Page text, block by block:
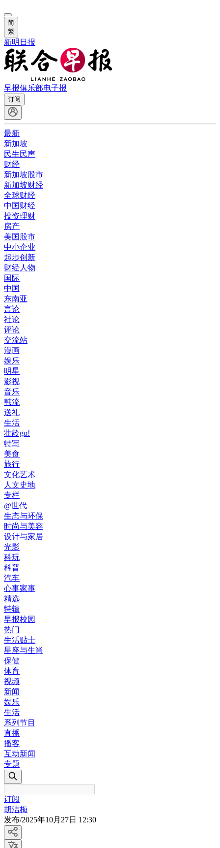
简
繁
新明日报
早报俱乐部电子报
订阅
最新
新加坡
民生民声
财经
新加坡股市
新加坡财经
全球财经
中国财经
投资理财
房产
美国股市
中小企业
起步创新
财经人物
国际
中国
东南亚
言论
社论
评论
交流站
漫画
娱乐
明星
影视
音乐
韩流
送礼
生活
壮龄go!
特写
美食
旅行
文化艺术
人文史地
专栏
@世代
生态与环保
时尚与美容
设计与家居
光影
科玩
科普
汽车
心事家事
精选
特辑
早报校园
热门
生活贴士
星座与生肖
保健
体育
视频
新闻
娱乐
生活
系列节目
直播
播客
互动新闻
专题
订阅
胡洁梅
发布/2025年10月27日 12:30